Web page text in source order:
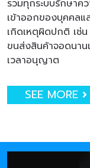
รวมทุกระบบรักษา
เข้าออกของบุคคลแ
เกิดเหตุผิดปกติ เช่
ขนส่งสินค้าจอดนา
เวลาอนุญาต
SEE MORE